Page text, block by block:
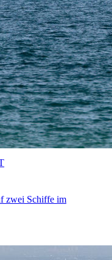
zwei Schiffe im